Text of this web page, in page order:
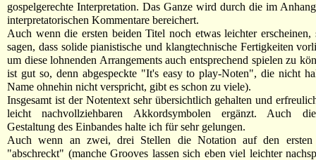
gospelgerechte Interpretation. Das Ganze wird durch die im
interpretatorischen Kommentare bereichert.
Auch wenn die ersten beiden Titel noch etwas leichter erscheinen,
sagen, dass solide pianistische und klangtechnische Fertigkeiten
um diese lohnenden Arrangements auch entsprechend spielen zu
ist gut so, denn abgespeckte "It's easy to play-Noten", die nicht
Name ohnehin nicht verspricht, gibt es schon zu viele).
Insgesamt ist der Notentext sehr übersichtlich gehalten und
leicht nachvollziehbaren Akkordsymbolen ergänzt. Auch
Gestaltung des Einbandes halte ich für sehr gelungen.
Auch wenn an zwei, drei Stellen die Notation auf den
"abschreckt" (manche Grooves lassen sich eben viel leichter